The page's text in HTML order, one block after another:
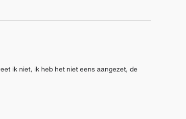
ik niet, ik heb het niet eens aangezet, de